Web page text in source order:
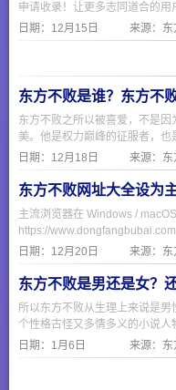
申请收录！让更多志同道合的用
日期： 12月15日
东方不败是谁？东方不
东方不败之所以被喜爱，不是因
美。他是权力巅峰的征服者，
是为爱痴狂的凡人。正如一句话
恐惧的一面镜子。”
日期： 12月18日
东方不败网址大全设为
主流浏览器在 Windows /
https://
日期： 12月20日
东方不败是男还是女？
所以东方不败从生理上来说是
个性格古怪又多情多义的小说人
日期： 1月6日